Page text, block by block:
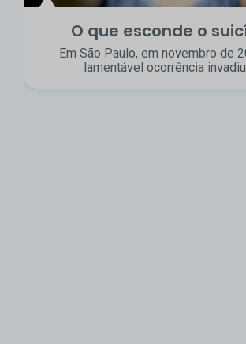
O que esconde o
Em São Paulo, em novembro de
lamentável ocorrência